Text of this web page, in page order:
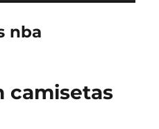
nba
camisetas